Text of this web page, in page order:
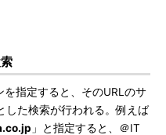
指定すると、そのURLのサ
した検索が行われる。例えば
」と指定すると、＠IT